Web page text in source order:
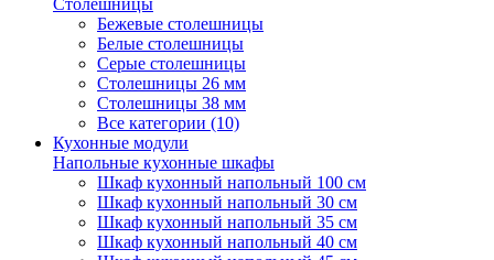
Столешницы
Бежевые столешницы
Белые столешницы
Серые столешницы
Столешницы 26 мм
Столешницы 38 мм
Все категории (10)
Кухонные модули
Напольные кухонные шкафы
Шкаф кухонный напольный 100 см
Шкаф кухонный напольный 30 см
Шкаф кухонный напольный 35 см
Шкаф кухонный напольный 40 см